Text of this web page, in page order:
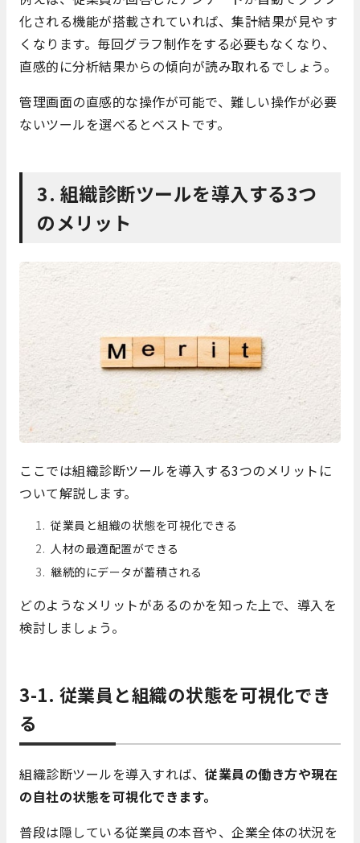
化される機能が搭載されていれば、集計結果が見やす
くなります。毎回グラフ制作をする必要もなくなり、
直感的に分析結果からの傾向が読み取れるでしょう。
管理画面の直感的な操作が可能で、難しい操作が必要
ないツールを選べるとベストです。
3. 組織診断ツールを導入する3つ
のメリット
ここでは組織診断ツールを導入する3つのメリットに
ついて解説します。
従業員と組織の状態を可視化できる
人材の最適配置ができる
継続的にデータが蓄積される
どのようなメリットがあるのかを知った上で、導入を
検討しましょう。
3-1. 従業員と組織の状態を可視化でき
る
組織診断ツールを導入すれば、 従業員の働き方や現在
の自社の状態を可視化できます。
普段は隠している従業員の本音や、企業全体の状況を